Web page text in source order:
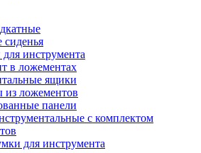
инструмента
в ложементах
ящики
из ложементов
панели
с комплектом
для инструмента